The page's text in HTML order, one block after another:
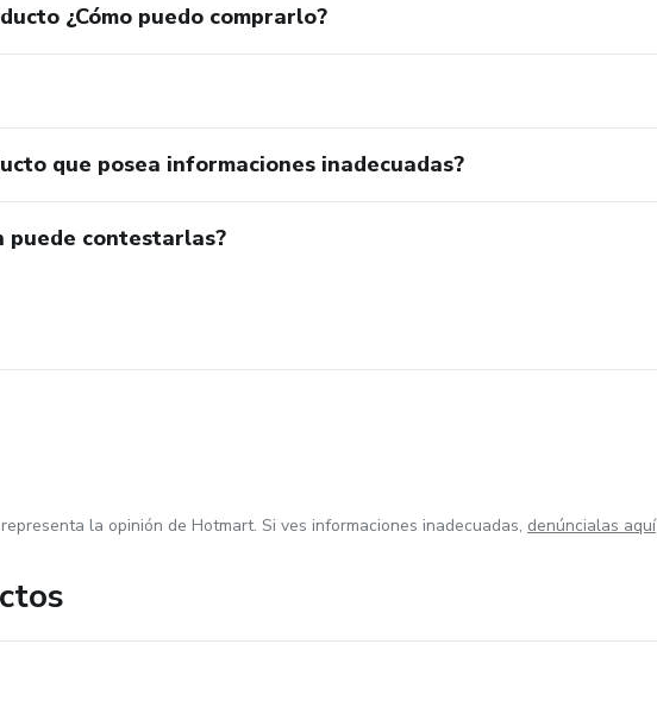
¿Cómo puedo comprarlo?
que posea informaciones inadecuadas?
puede contestarlas?
la opinión de Hotmart. Si ves informaciones inadecuadas, denúncialas aquí